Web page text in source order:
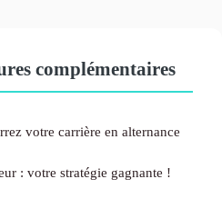
complémentaires
votre carrière en alternance
: votre stratégie gagnante !